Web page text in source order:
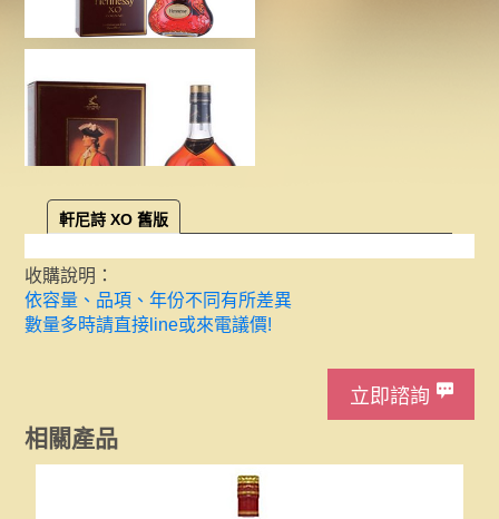
軒尼詩 XO 舊版
收購說明：
依容量、品項、年份不同有所差異
數量多時請直接line或來電議價!
立即諮詢
相關產品